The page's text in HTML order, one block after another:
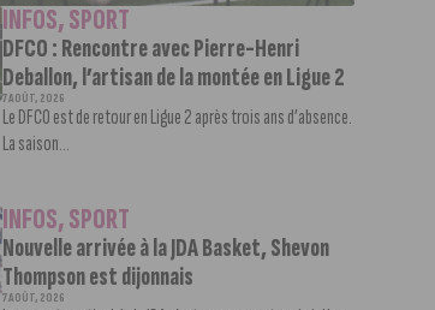
INFOS,SPORT
DFCO : Rencontre avec Pierre-Henri
Deballon, l’artisan de la montée en Ligue 2
7 AOÛT, 2026
Le DFCO est de retour en Ligue 2 après trois ans d’absence.
La saison...
INFOS,SPORT
Nouvelle arrivée à la JDA Basket, Shevon
Thompson est dijonnais
7 AOÛT, 2026